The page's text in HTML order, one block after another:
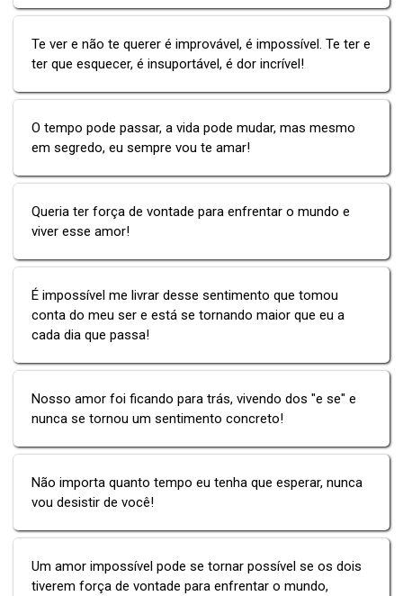
Te ver e não te querer é improvável, é impossível. Te ter e
ter que esquecer, é insuportável, é dor incrível!
O tempo pode passar, a vida pode mudar, mas mesmo
em segredo, eu sempre vou te amar!
Queria ter força de vontade para enfrentar o mundo e
viver esse amor!
É impossível me livrar desse sentimento que tomou
conta do meu ser e está se tornando maior que eu a
cada dia que passa!
Nosso amor foi ficando para trás, vivendo dos "e se" e
nunca se tornou um sentimento concreto!
Não importa quanto tempo eu tenha que esperar, nunca
vou desistir de você!
Um amor impossível pode se tornar possível se os dois
tiverem força de vontade para enfrentar o mundo,